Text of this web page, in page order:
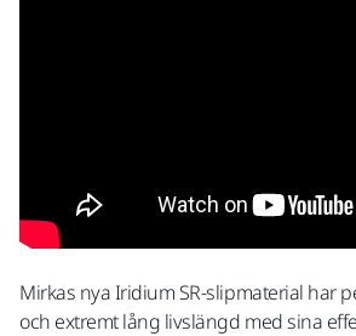
Mirkas nya Iridium SR-slipmaterial har
och extremt lång livslängd med sina